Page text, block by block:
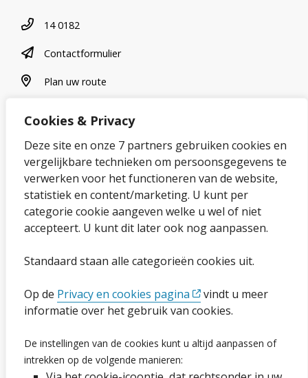
Cookies & Privacy
Deze site en onze 7 partners gebruiken cookies en
vergelijkbare technieken om persoonsgegevens te
verwerken voor het functioneren van de website,
statistiek en content/marketing. U kunt per
categorie cookie aangeven welke u wel of niet
accepteert. U kunt dit later ook nog aanpassen.
Standaard staan alle categorieën cookies uit.
Op de Privacy en cookies pagina
vindt u meer
informatie over het gebruik van cookies.
De instellingen van de cookies kunt u altijd aanpassen of
intrekken op de volgende manieren:
Telefoonnummer
14 0182
contactformulier
Contactformulier
plan uw route
Plan uw route
Over onze website
Sitemap
Privacybeleid en cookies
Cookies wijzigen
Ga naar de pagina
Proclaimer en copyright